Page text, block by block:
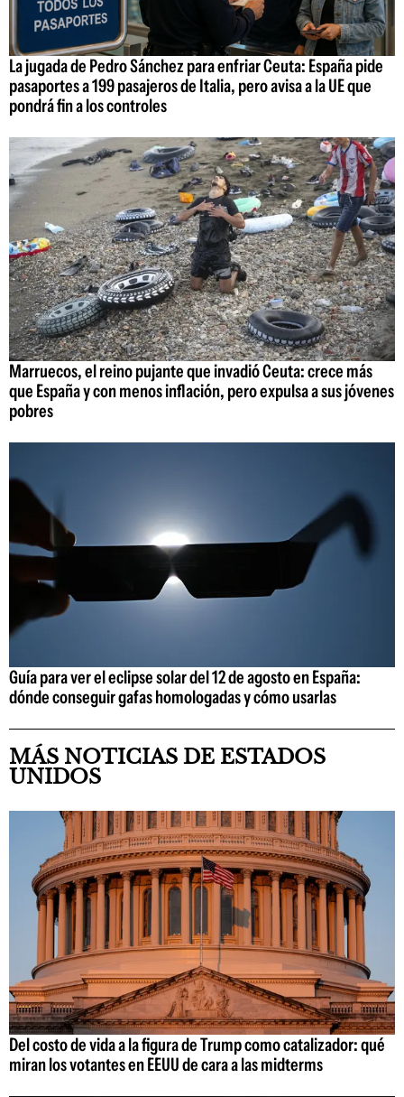
La jugada de Pedro Sánchez para enfriar Ceuta: España pide
pasaportes a 199 pasajeros de Italia, pero avisa a la UE que
pondrá fin a los controles
Marruecos, el reino pujante que invadió Ceuta: crece más
que España y con menos inflación, pero expulsa a sus jóvenes
pobres
Guía para ver el eclipse solar del 12 de agosto en España:
dónde conseguir gafas homologadas y cómo usarlas
MÁS NOTICIAS DE ESTADOS
UNIDOS
Del costo de vida a la figura de Trump como catalizador: qué
miran los votantes en EEUU de cara a las midterms